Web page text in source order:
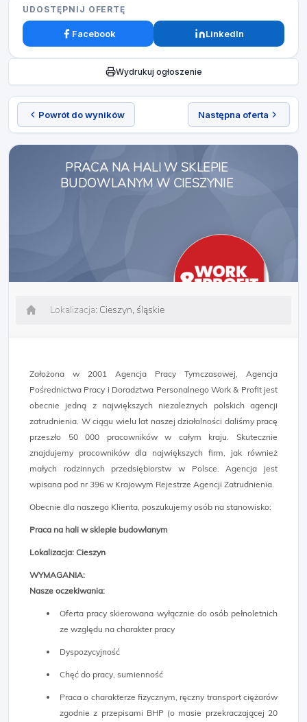
Powrót do wyników Następna oferta
PRACA NA HALI W SKLEPIE
BUDOWLANYM W CIESZYNIE
Lokalizacja: Cieszyn, śląskie
Założona w 2001 Agencja Pracy Tymczasowej, Agencja
Pośrednictwa Pracy i Doradztwa Personalnego Work & Profit jest
obecnie jedną z największych niezależnych polskich agencji
zatrudnienia. W ciągu wielu lat naszej działalności daliśmy pracę
przeszło 50 000 pracowników w całym kraju. Skutecznie
znajdujemy pracowników dla największych firm, jak również
małych rodzinnych przedsiębiorstw w Polsce. Agencja jest
wpisana pod nr 396 w Krajowym Rejestrze Agencji Zatrudnienia.
Obecnie dla naszego Klienta, poszukujemy osób na stanowisko:
Praca na hali w sklepie budowlanym
Lokalizacja: Cieszyn
WYMAGANIA:
Nasze oczekiwania:
Oferta pracy skierowana wyłącznie do osób pełnoletnich
ze względu na charakter pracy
Dyspozycyjność
Chęć do pracy, sumienność
Praca o charakterze fizycznym, ręczny transport ciężarów
zgodnie z przepisami BHP (o masie przekraczającej 20
UDOSTĘPNIJ OFERTĘ
Facebook LinkedIn
Wydrukuj ogłoszenie